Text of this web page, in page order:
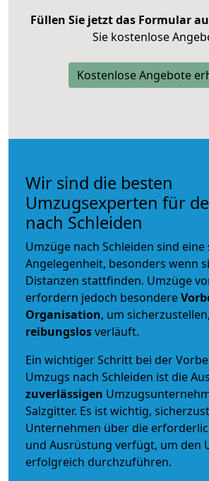
Füllen Sie jetzt das Formular
Sie kostenlose
Kostenlose Angebote
Wir sind die besten
Umzugsexperten für
nach Schleiden
Umzüge nach Schleiden sind
Angelegenheit, besonders wenn
Distanzen stattfinden. Umzüge
erfordern jedoch besondere
Organisation, um
reibungslosverläuft.
Ein wichtiger Schritt bei der
Umzugs nach Schleiden ist die
zuverlässigen
Salzgitter. Es ist wichtig,
Unternehmen über die
und Ausrüstung verfügt, um den
erfolgreich durchzuführen.